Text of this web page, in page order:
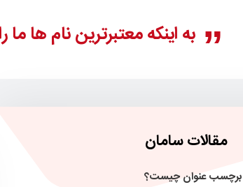
به اینکه معتبرترین نام ها
مقالات سامان
برچسب عنوانچیست؟